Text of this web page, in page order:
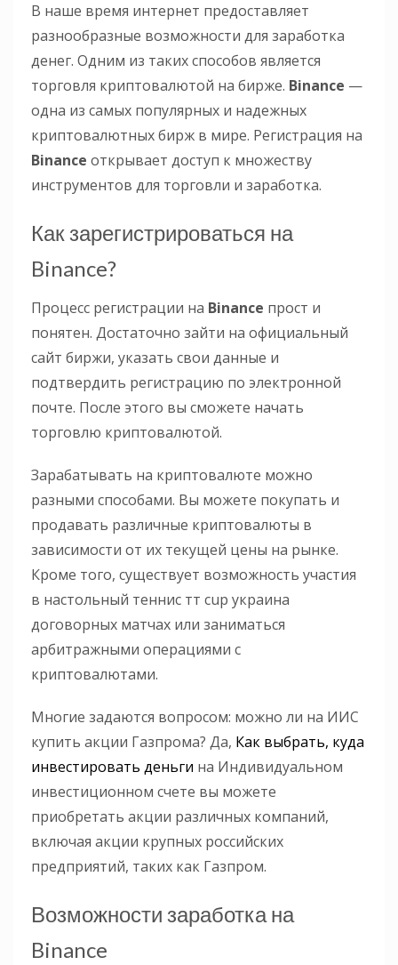
В наше время интернет предоставляет
разнообразные возможности для заработка
денег. Одним из таких способов является
торговля криптовалютой на бирже. Binance —
одна из самых популярных и надежных
криптовалютных бирж в мире. Регистрация на
Binance открывает доступ к множеству
инструментов для торговли и заработка.
Как зарегистрироваться на
Binance?
Процесс регистрации на Binance прост и
понятен. Достаточно зайти на официальный
сайт биржи, указать свои данные и
подтвердить регистрацию по электронной
почте. После этого вы сможете начать
торговлю криптовалютой.
Зарабатывать на криптовалюте можно
разными способами. Вы можете покупать и
продавать различные криптовалюты в
зависимости от их текущей цены на рынке.
Кроме того, существует возможность участия
в настольный теннис тт cup украина
договорных матчах или заниматься
арбитражными операциями с
криптовалютами.
Многие задаются вопросом: можно ли на ИИС
купить акции Газпрома? Да, Как выбрать, куда
инвестировать деньги на Индивидуальном
инвестиционном счете вы можете
приобретать акции различных компаний,
включая акции крупных российских
предприятий, таких как Газпром.
Возможности заработка на
Binance